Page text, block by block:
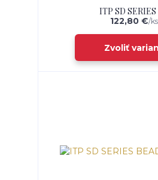
ITP SD SERIES
122,80 €/ks
Zvoliť